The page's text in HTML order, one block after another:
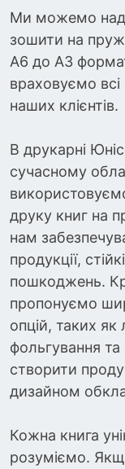
Ми можемо
зошити на
А6 до А3
враховуємо
наших клієнтів.
В друкарні
сучасному
друку книг на
нам
продукції,
пошкоджень.
пропонуємо
опцій, таких як
фольгування
створити
дизайном
Кожна книга
розуміємо.